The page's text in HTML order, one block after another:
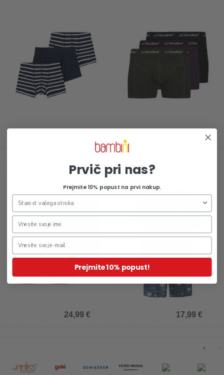
24,99 €
Otroška kratka pižama za
fante
17,99 €
Prvič pri nas?
Prejmite 10% popust na prvi nakup.
Prejmite 10% popust!